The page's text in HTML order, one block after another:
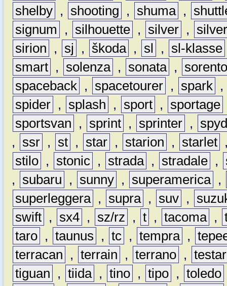
shelby , shooting , shuma ,
signum
, silhouette , silver ,
sirion
, sj , škoda , sl , sl-klasse
smart , solenza , sonata ,
spaceback , spacetourer , spark ,
spider , splash , sport , sportage
sportsvan
, sprint , sprinter ,
,
ssr , st , star , starion , starlet
stilo , stonic , strada , stradale ,
,
subaru , sunny , superamerica ,
superleggera , supra , suv ,
swift , sx4 , sz/rz , t , tacoma ,
taro , taunus , tc , tempra ,
terracan
, terrain , terrano ,
tiguan
, tiida , tino , tipo , toledo